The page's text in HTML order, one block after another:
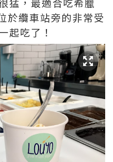
於纜車站旁的非常受
起吃了！